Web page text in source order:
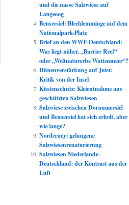
und die nasse Salzwiese auf
Langeoog
Bensersiel: Blechlemminge auf dem
Nationalpark-Platz
Brief an den WWF-Deutschland:
Was liegt näher, „Barrier Reef“
oder „Weltnaturerbe Wattenmeer“?
Dünenverstärkung auf Juist:
Kritik von der Insel
Küstenschutz: Kleientnahme aus
geschützten Salzwiesen
Salzwiese zwischen Dornumersiel
und Bensersiel hat sich erholt, aber
wie lange?
Norderney: gelungene
Salzwiesenrenaturierung
Salzwiesen Niederlande-
Deutschland: der Kontrast aus der
Luft